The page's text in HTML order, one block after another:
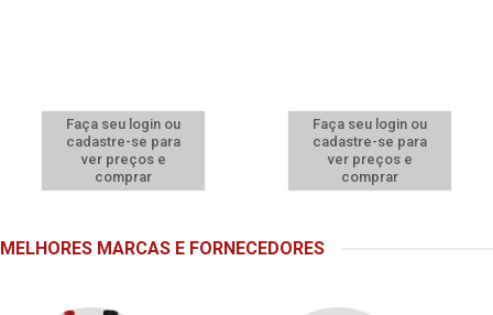
Faça seu login ou
cadastre-se para
ver preços e
comprar
Faça seu login ou
cadastre-se para
ver preços e
comprar
MELHORES MARCAS E FORNECEDORES